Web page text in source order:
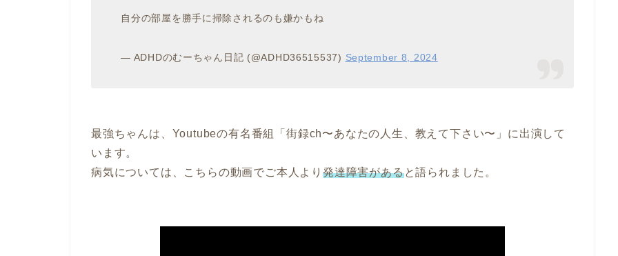
自分の部屋を勝手に掃除されるのも嫌かもね
— ADHDのむーちゃん日記 (@ADHD36515537) September 8, 2024
最強ちゃんは、Youtubeの有名番組「街録ch〜あなたの人生、教えて下さい〜」に出演して
います。
病気については、こちらの動画でご本人より発達障害があると語られました。